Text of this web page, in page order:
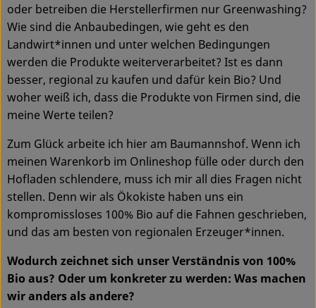
Service
oder betreiben die Herstellerfirmen nur Greenwashing?
Wie sind die Anbaubedingen, wie geht es den
Landwirt*innen und unter welchen Bedingungen
werden die Produkte weiterverarbeitet? Ist es dann
besser, regional zu kaufen und dafür kein Bio? Und
woher weiß ich, dass die Produkte von Firmen sind, die
meine Werte teilen?
Zum Glück arbeite ich hier am Baumannshof. Wenn ich
meinen Warenkorb im Onlineshop fülle oder durch den
Hofladen schlendere, muss ich mir all dies Fragen nicht
stellen. Denn wir als Ökokiste haben uns ein
kompromissloses 100% Bio auf die Fahnen geschrieben,
und das am besten von regionalen Erzeuger*innen.
Wodurch zeichnet sich unser Verständnis von 100%
Bio aus? Oder um konkreter zu werden: Was machen
wir anders als andere?